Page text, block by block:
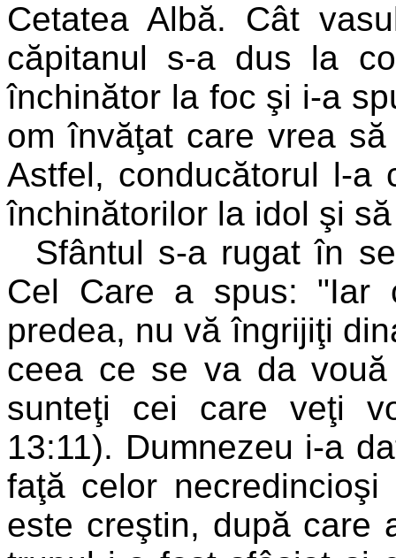
Cetatea Albă. Cât
căpitanul s-a dus la
închinător la foc şi i-a
om învăţat care vrea
Astfel, conducătorul l-a
închinătorilor la idol şi
Sfântul s-a rugat în
Cel Care a spus:
predea, nu vă îngrijiţi
ceea ce se va da
sunteţi cei care veţi
13:11). Dumnezeu i-a
faţă celor
este creştin, după care